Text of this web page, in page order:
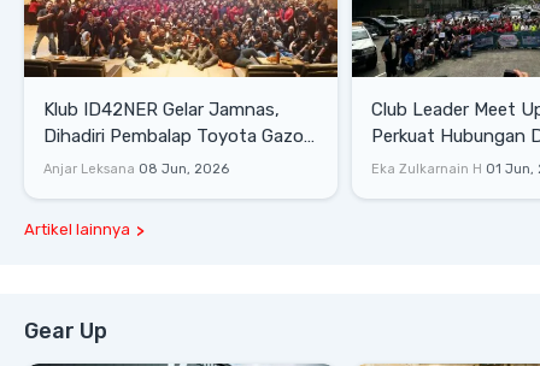
Klub ID42NER Gelar Jamnas,
Dihadiri Pembalap Toyota Gazoo
Racing
Anjar Leksana 08 Jun, 2026
Club Leader Meet
Perkuat Hubungan
Dengan Komunitas
Eka Zulkarnain H 01 Jun,
Artikel lainnya
Gear Up